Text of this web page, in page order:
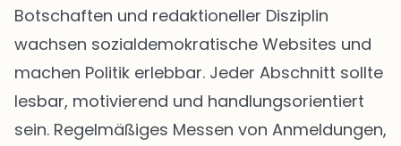
Botschaften und redaktioneller Disziplin
wachsen sozialdemokratische Websites und
machen Politik erlebbar. Jeder Abschnitt sollte
lesbar, motivierend und handlungsorientiert
sein. Regelmäßiges Messen von Anmeldungen,